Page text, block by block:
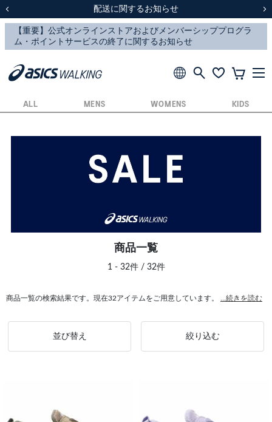
スクスク（SUKU2）価格改定のお知らせ
配送に関するお知らせ
スクスク（SUKU2）価格改定のお知らせ
配送に関するお知らせ
ALL MENS WOMENS KIDS
商品一覧
1 - 32件 / 32件
商品一覧の検索結果です。現在32アイテムをご用意しています。 ...続きを読む
並び替え 絞り込む